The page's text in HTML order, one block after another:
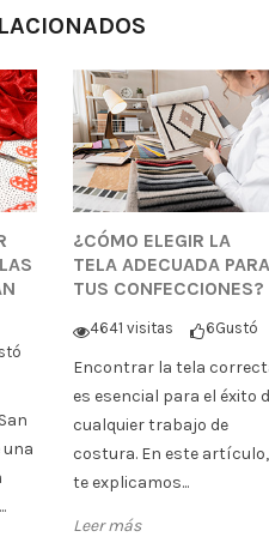
¿CÓMO ELEGIR LA
TELA ADECUADA PARA
TUS CONFECCIONES?
4641 visitas 6Gustó
Encontrar la tela
es esencial para el éxito
cualquier trabajo de
costura. En este artículo,
te explicamos...
Leer más